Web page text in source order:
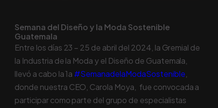
Semana del Diseño y la Moda Sostenible
Guatemala
Entre los días 23 – 25 de abril del 2024, la Gremial de
la Industria de la Moda y el Diseño de Guatemala,
llevó a cabo la 1a #SemanadelaModaSostenible
donde nuestra CEO, Carola Moya, fue convocada a
participar como parte del grupo de especialistas